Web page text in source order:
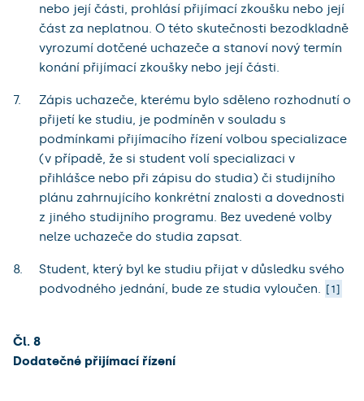
nebo její části, prohlásí přijímací zkoušku nebo její
část za neplatnou. O této skutečnosti bezodkladně
vyrozumí dotčené uchazeče a stanoví nový termín
konání přijímací zkoušky nebo její části.
Zápis uchazeče, kterému bylo sděleno rozhodnutí o
přijetí ke studiu, je podmíněn v souladu s
podmínkami přijímacího řízení volbou specializace
(v případě, že si student volí specializaci v
přihlášce nebo při zápisu do studia) či studijního
plánu zahrnujícího konkrétní znalosti a dovednosti
z jiného studijního programu. Bez uvedené volby
nelze uchazeče do studia zapsat.
Student, který byl ke studiu přijat v důsledku svého
podvodného jednání, bude ze studia vyloučen.
1
Čl. 8
Dodatečné přijímací řízení